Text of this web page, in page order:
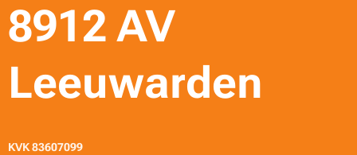
8912 AV
Leeuwarden
KVK 83607099